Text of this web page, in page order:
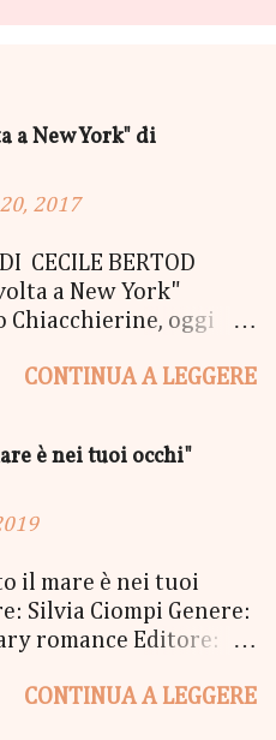
a New York" di
2017
CECILE BERTOD
a New York"
Chiacchierine, oggi
MEGA GIVEAWAY
"C'era una volta a
Newton Compton.
molto ricco per la
si aggiudicherà tutto
SORPRESA: - La
di "C'era una volta a
il mio Tailleur" - una
CONTINUA A LEGGERE
è nei tuoi occhi"
il mare è nei tuoi
Silvia Ciompi Genere:
romance Editore:
4 giugno Formato:
CONTINUA A LEGGERE